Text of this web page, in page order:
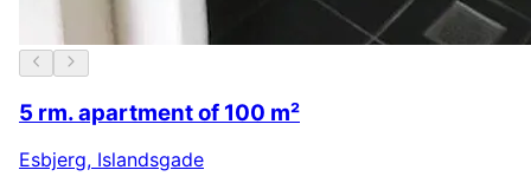
5 rm. apartment of 100 m²
Esbjerg, Islandsgade